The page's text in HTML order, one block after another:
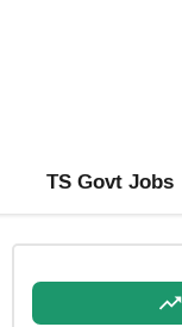
TS Govt Jobs